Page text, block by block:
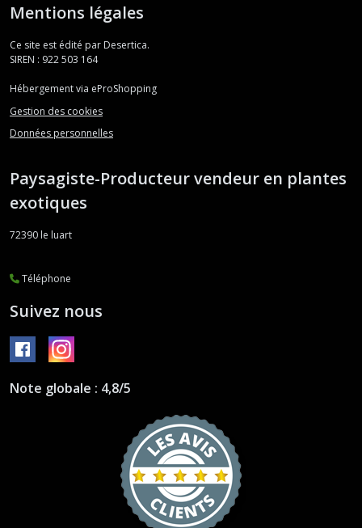
Mentions légales
Ce site est édité par Desertica.
SIREN : 922 503 164
Hébergement via eProShopping
Gestion des cookies
Données personnelles
Paysagiste-Producteur vendeur en plantes
exotiques
72390 le luart
Téléphone
Suivez nous
Note globale : 4,8/5